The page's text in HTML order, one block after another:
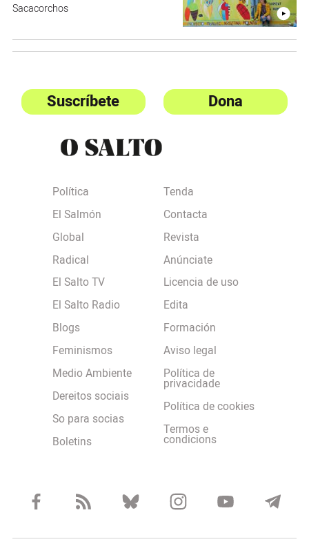
Sacacorchos
Suscríbete Dona
Política
El Salmón
Global
Radical
El Salto TV
El Salto Radio
Blogs
Feminismos
Medio Ambiente
Dereitos sociais
So para socias
Boletins
Tenda
Contacta
Revista
Anúnciate
Licencia de uso
Edita
Formación
Aviso legal
Política de
privacidade
Política de cookies
Termos e
condicions